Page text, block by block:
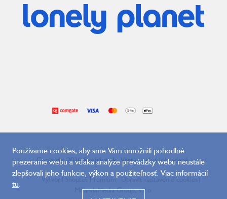
Používame cookies, aby sme Vám umožnili pohodlné
prezeranie webu a vďaka analýze prevádzky webu neustále
zlepšovali jeho funkcie, výkon a použiteľnosť. Viac informácií
tu.
Copyright 2026Svojtka.sk. Všetky práva vyhradené.
Vytvoril Shoptet Premium
MirandaMedia Group, s.r.o.